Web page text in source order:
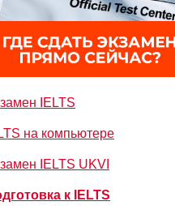
IELTS
на компьютере
IELTS UKVI
к IELTS